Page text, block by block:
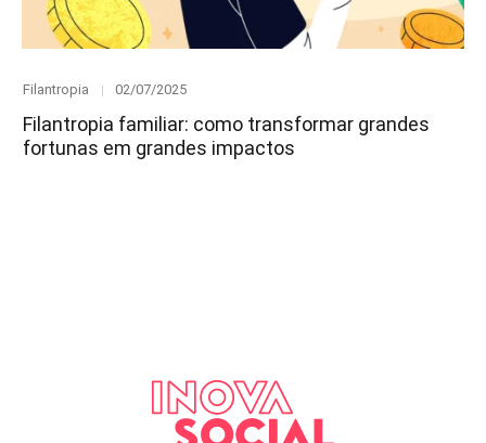
Category
Filantropia
Posted
02/07/2025
Filantropia familiar: como transformar grandes
fortunas em grandes impactos